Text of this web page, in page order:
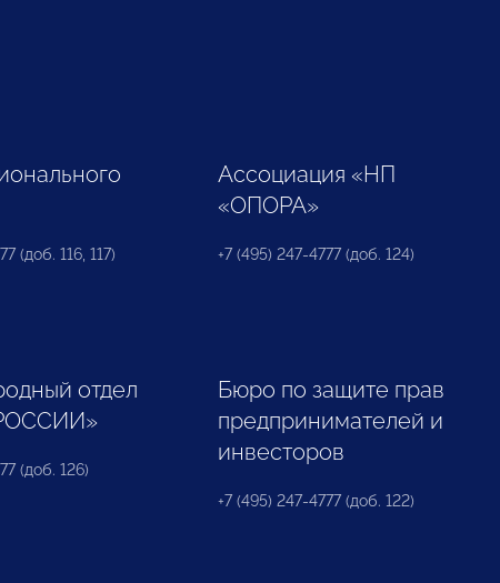
(доб. 116, 117)
Ассоциация «НП
«ОПОРА»
+7 (495) 247-4777 (доб. 124)
отдел
(доб. 126)
Бюро по защите прав
предпринимателей и
инвесторов
+7 (495) 247-4777 (доб. 122)